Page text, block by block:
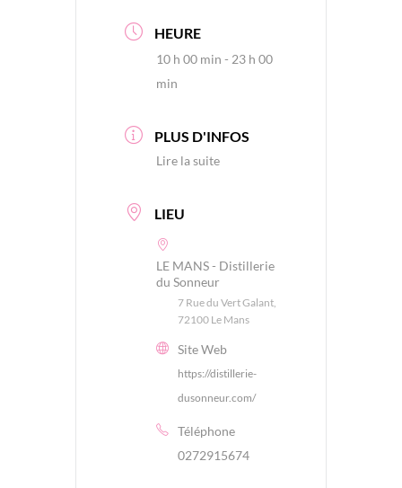
HEURE
10 h 00 min - 23 h 00
min
PLUS D'INFOS
Lire la suite
LIEU
LE MANS - Distillerie
du Sonneur
7 Rue du Vert Galant,
72100 Le Mans
Site Web
https://distillerie-
dusonneur.com/
Téléphone
0272915674